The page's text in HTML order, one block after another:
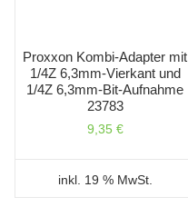
Proxxon Kombi-Adapter mit
1/4Z 6,3mm-Vierkant und
1/4Z 6,3mm-Bit-Aufnahme
23783
9,35 €
inkl. 19 % MwSt.